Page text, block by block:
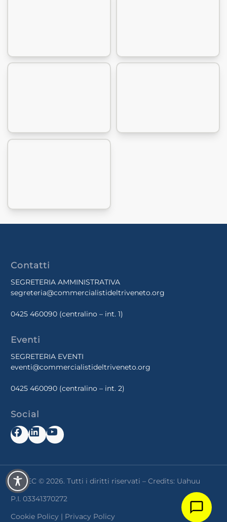
Contatti
SEGRETERIA AMMINISTRATIVA
segreteria@commercialistideltriveneto.org
0425 460090 (centralino – int. 1)
Eventi
SEGRETERIA EVENTI
eventi@commercialistideltriveneto.org
0425 460090 (centralino – int. 2)
Social
Facebook
LinkedIn
YouTube
ADCEC © 2026. Tutti i diritti riservati – Credits: Uahuu
P.I. 03341370272
Cookie Policy | Privacy Policy